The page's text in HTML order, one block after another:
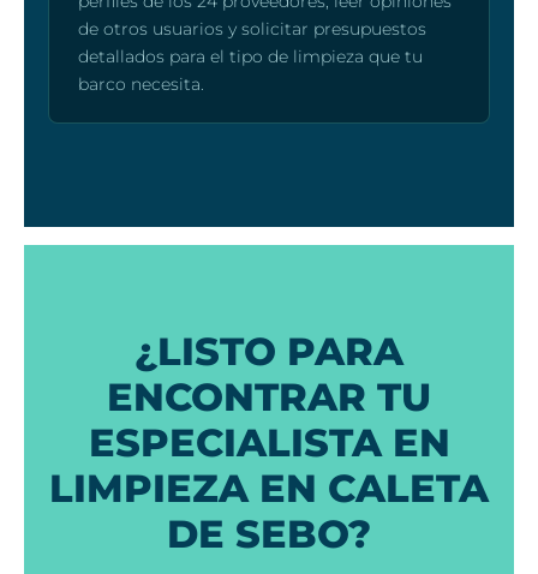
de otros usuarios y solicitar presupuestos
detallados para el tipo de limpieza que tu
barco necesita.
¿LISTO PARA
ENCONTRAR TU
ESPECIALISTA EN
LIMPIEZA EN CALETA
DE SEBO?